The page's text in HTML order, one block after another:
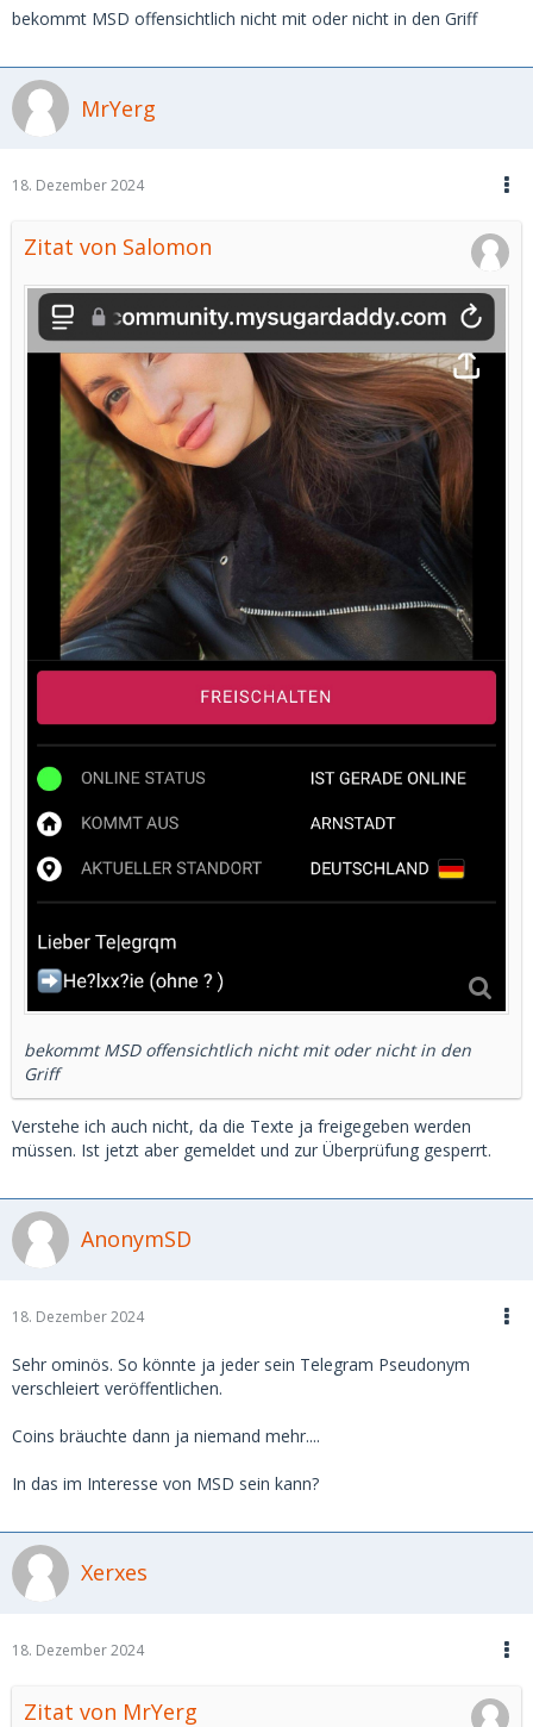
bekommt MSD offensichtlich nicht mit oder nicht in den Griff
MrYerg
18. Dezember 2024
Zitat von Salomon
bekommt MSD offensichtlich nicht mit oder nicht in den
Griff
Verstehe ich auch nicht, da die Texte ja freigegeben werden
müssen. Ist jetzt aber gemeldet und zur Überprüfung gesperrt.
AnonymSD
18. Dezember 2024
Sehr ominös. So könnte ja jeder sein Telegram Pseudonym
verschleiert veröffentlichen.
Coins bräuchte dann ja niemand mehr....
In das im Interesse von MSD sein kann?
Xerxes
18. Dezember 2024
Zitat von MrYerg